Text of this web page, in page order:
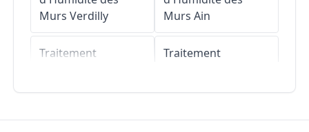
Murs Verdilly
Traitement
Murs Ain
Traitement
Traitement